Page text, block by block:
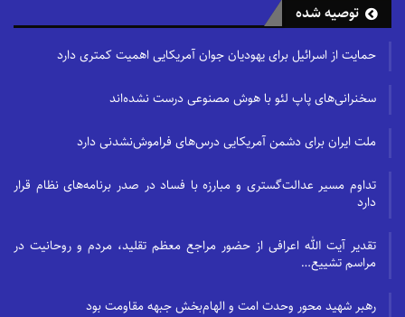
توصیه شده
حمایت از اسرائیل برای یهودیان جوان آمریکایی اهمیت کمتری دارد
سخنرانی‌های پاپ لئو با هوش مصنوعی درست نشده‌اند
ملت ایران برای دشمن آمریکایی درس‌های فراموش‌نشدنی دارد
تداوم مسیر عدالت‌گستری و مبارزه با فساد در صدر برنامه‌های نظام قرار
دارد
تقدیر آیت الله اعرافی از حضور مراجع معظم تقلید، مردم و روحانیت در
مراسم تشییع…
رهبر شهید محور وحدت امت و الهام‌بخش جبهه مقاومت بود